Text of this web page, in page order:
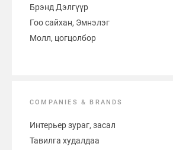
Брэнд Дэлгүүр
Гоо сайхан, Эмнэлэг
Молл, цогцолбор
COMPANIES & BRANDS
Интерьер зураг, засал
Тавилга худалдаа